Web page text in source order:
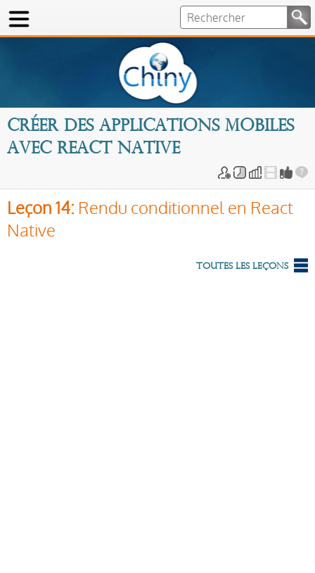
Créer des applications mobiles
avec React Native
Leçon 14: Rendu conditionnel en React
Native
Toutes les leçons